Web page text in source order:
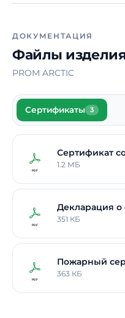
ДОКУМЕНТАЦИЯ
Файлы
PROM ARCTIC
Сертификаты 3
Сертификат
1.2 МБ
Декларация о
351 КБ
Пожарный
363 КБ